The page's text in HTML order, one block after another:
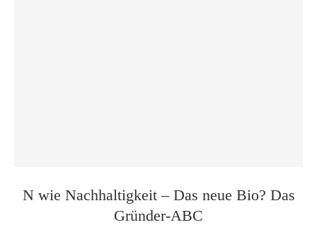
N wie Nachhaltigkeit – Das neue Bio? Das
Gründer-ABC